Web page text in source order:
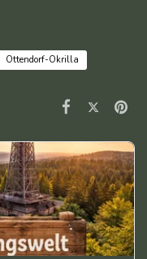
Ottendorf-Okrilla